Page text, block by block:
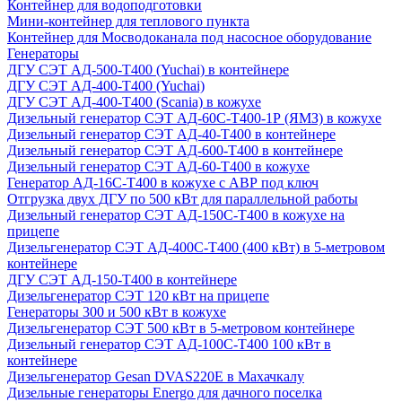
Контейнер для водоподготовки
Мини-контейнер для теплового пункта
Контейнер для Мосводоканала под насосное оборудование
Генераторы
ДГУ СЭТ АД-500-Т400 (Yuchai) в контейнере
ДГУ СЭТ АД-400-Т400 (Yuchai)
ДГУ СЭТ АД-400-Т400 (Scania) в кожухе
Дизельный генератор СЭТ АД-60С-Т400-1Р (ЯМЗ) в кожухе
Дизельный генератор СЭТ АД-40-Т400 в контейнере
Дизельный генератор СЭТ АД-600-Т400 в контейнере
Дизельный генератор СЭТ АД-60-Т400 в кожухе
Генератор АД-16С-Т400 в кожухе с АВР под ключ
Отгрузка двух ДГУ по 500 кВт для параллельной работы
Дизельный генератор СЭТ АД-150С-Т400 в кожухе на
прицепе
Дизельгенератор СЭТ АД-400С-Т400 (400 кВт) в 5-метровом
контейнере
ДГУ СЭТ АД-150-Т400 в контейнере
Дизельгенератор СЭТ 120 кВт на прицепе
Генераторы 300 и 500 кВт в кожухе
Дизельгенератор СЭТ 500 кВт в 5-метровом контейнере
Дизельный генератор СЭТ АД-100С-Т400 100 кВт в
контейнере
Дизельгенератор Gesan DVAS220E в Махачкалу
Дизельные генераторы Energo для дачного поселка